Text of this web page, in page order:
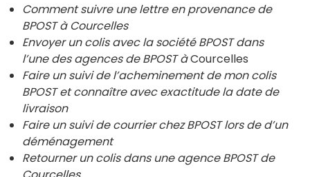
Comment suivre une lettre en provenance de
BPOST à Courcelles
Envoyer un colis avec la société BPOST dans
l’une des agences de BPOST àCourcelles
Faire un suivi de l’acheminement de mon colis
BPOST et connaître avec exactitude la date de
livraison
Faire un suivi de courrier chez BPOST lors de d’un
déménagement
Retourner un colis dans une agence BPOST de